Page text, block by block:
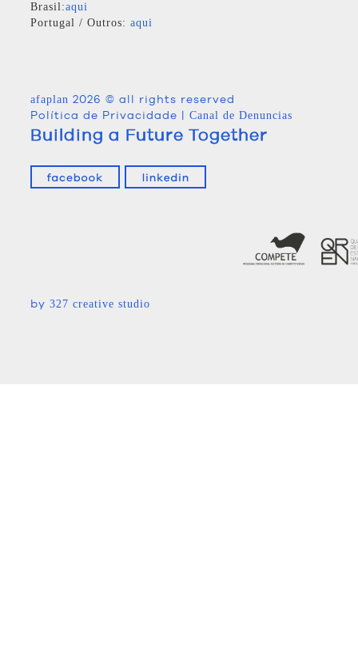
Brasil:aqui
Portugal / Outros: aqui
afaplan 2026 © all rights reserved
Política de Privacidade | Canal de Denuncias
Building a Future Together
by 327 creative studio